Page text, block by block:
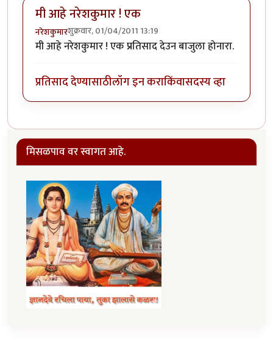
मी आहे नरेशकुमार ! एक
नरेशकुमारशुक्रवार, 01/04/2011 13:19
मी आहे नरेशकुमार ! एक प्रतिसाद देउन बाजुला होनारा.
प्रतिसाद देण्यासाठीलॉग इन कराकिंवासदस्य व्हा
मिसळपाव वर स्वागत आहे.